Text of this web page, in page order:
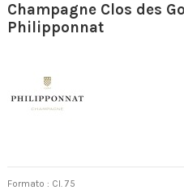
Champagne Clos des
Philipponnat
Formato : Cl. 75